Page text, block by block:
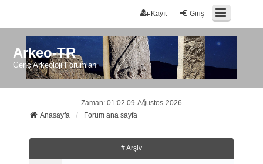
Giriş
Kayıt
Arkeo-TR
Genç Arkeoloji Forumları
Zaman: 01:02 09-Ağustos-2026
Anasayfa
Forum ana sayfa
# Arşiv